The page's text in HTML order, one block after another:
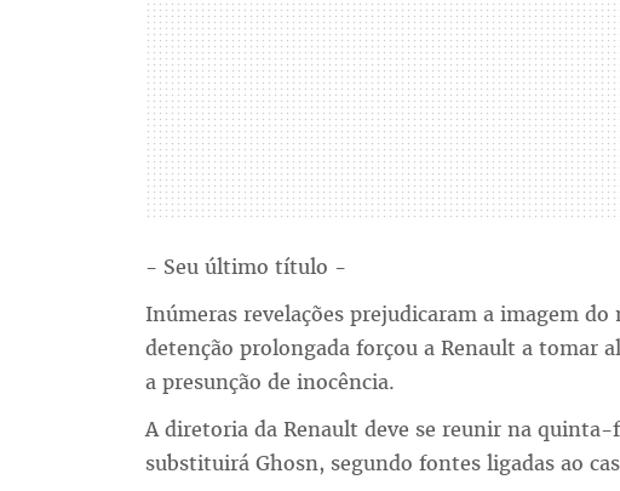
- Seu último título -
Inúmeras revelações prejudicaram a imagem
detenção prolongada forçou a Renault a tomar
a presunção de inocência.
A diretoria da Renault deve se reunir na
substituirá Ghosn, segundo fontes ligadas ao